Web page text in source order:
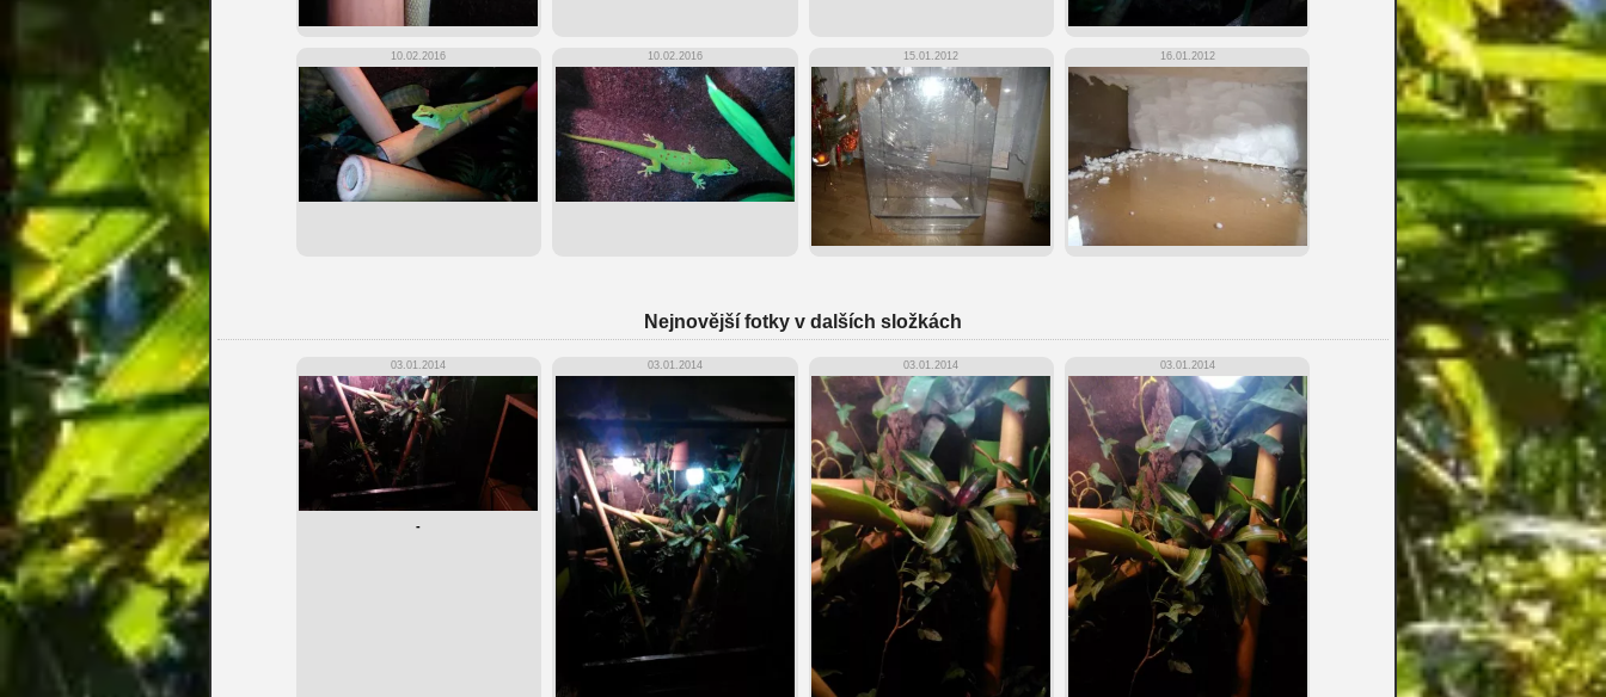
10.02.2016 10.02.2016 15.01.2012 16.01.2012
Nejnovější fotky v dalších složkách
03.01.2014
-
03.01.2014 03.01.2014 03.01.2014